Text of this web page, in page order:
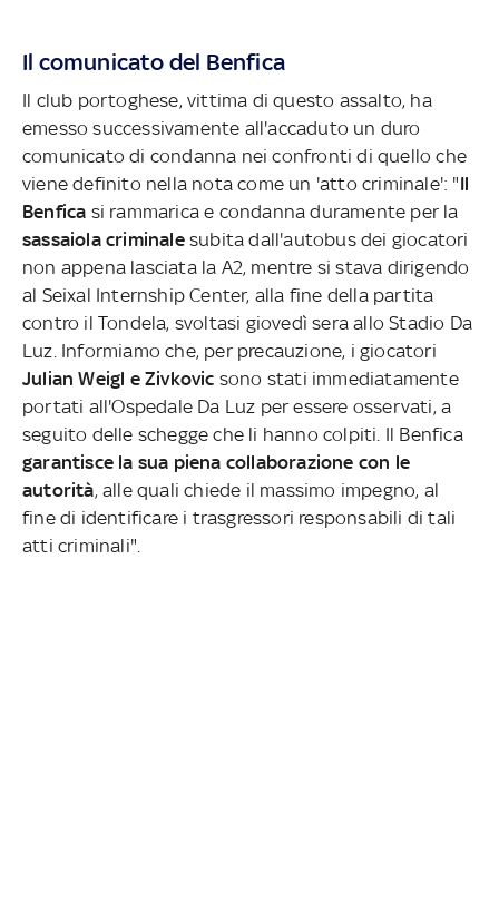
Il comunicato del Benfica
Il club portoghese, vittima di questo assalto, ha
emesso successivamente all'accaduto un duro
comunicato di condanna nei confronti di quello che
viene definito nella nota come un 'atto criminale': "Il
Benfica si rammarica e condanna duramente per la
sassaiola criminalesubita dall'autobus dei giocatori
non appena lasciata la A2, mentre si stava dirigendo
al Seixal Internship Center, alla fine della partita
contro il Tondela, svoltasi giovedì sera allo Stadio Da
Luz. Informiamo che, per precauzione, i giocatori
Julian Weigl e Zivkovic sono stati immediatamente
portati all'Ospedale Da Luz per essere osservati, a
seguito delle schegge che li hanno colpiti. Il Benfica
garantisce la sua piena collaborazione con le
autorità, alle quali chiede il massimo impegno, al
fine di identificare i trasgressori responsabili di tali
atti criminali".